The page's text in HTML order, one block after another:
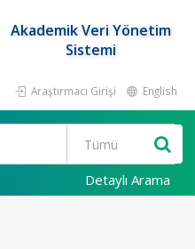
Akademik Veri Yönetim
Sistemi
Araştırmacı Girişi English
Detaylı Arama